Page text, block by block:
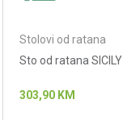
Stolovi od ratana
Sto od ratana SICILY
303,90 KM